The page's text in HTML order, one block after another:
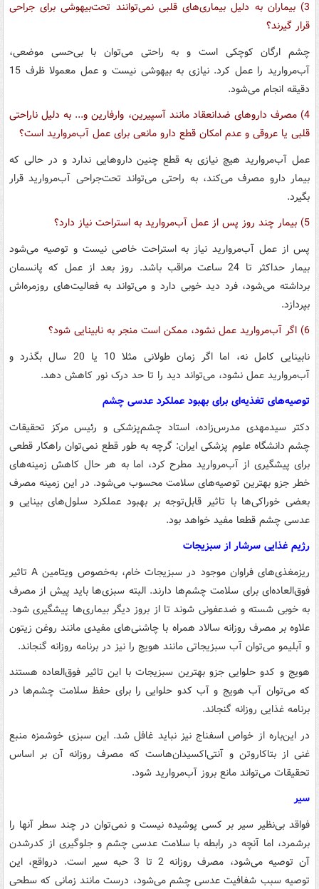
3) بیماران به دلیل بیماری‌های قلبی نمی‌توانند تحت‌بیهوشی برای جراحی
قرار گیرند؟
چشم ارگان کوچکی است و به راحتی می‌توان با بی‌حسی موضعی،
آب‌مروارید را عمل کرد. نیازی به بیهوشی نیست و عمل معمولا ظرف 15
دقیقه انجام می‌شود.
4) مصرف داروهای ضدانعقاد مانند آسپیرین، وارفارین و... به دلیل ناراحتی
قلبی یا عروقی و عدم امکان قطع دارو مانعی برای عمل آب‌مروارید است؟
عمل آب‌مروارید هیچ نیازی به قطع چنین داروهایی ندارد و در حالی که
بیمار دارو مصرف می‌کند، به راحتی می‌تواند تحت‌جراحی آب‌مروارید قرار
بگیرد.
5) بیمار چند روز پس از عمل آب‌مروارید به استراحت نیاز دارد؟
پس از عمل آب‌مروارید نیاز به استراحت خاصی نیست و توصیه می‌شود
بیمار حداکثر تا 24 ساعت مراقب باشد. روز بعد از عمل که پانسمان
برداشته می‌شود، فرد دید خوبی دارد و می‌تواند به فعالیت‌های روزمره‌اش
بپردازد.
6) اگر آب‌مروارید عمل نشود، ممکن است منجر به نابینایی شود؟
نابینایی کامل نه، اما اگر زمان طولانی مثلا 10 یا 20 سال بگذرد و
آب‌مروارید عمل نشود، می‌تواند دید را تا حد درک نور کاهش دهد.
توصیه‌های تغذیه‌ای برای بهبود عملکرد عدسی چشم
دکتر سیدمهدی مدرس‌زاده، استاد چشم‌پزشکی و رئیس مرکز تحقیقات
چشم دانشگاه علوم پزشکی ایران: گرچه به طور قطع نمی‌توان راهکار قطعی
برای پیشگیری از آب‌مروارید مطرح کرد، اما به هر حال کاهش زمینه‌های
خطر جزو بهترین توصیه‌های سلامت محسوب می‌شود. در این زمینه مصرف
بعضی خوراکی‌ها با تاثیر قابل‌توجه بر بهبود عملکرد سلول‌های بینایی و
عدسی چشم قطعا مفید خواهد بود.
رژیم غذایی سرشار از سبزیجات
ریزمغذی‌های فراوان موجود در سبزیجات خام، به‌خصوص ویتامین A تاثیر
فوق‌العاده‌ای برای سلامت چشم‌ها دارند. البته سبزی‌ها باید پیش از مصرف
به خوبی شسته و ضدعفونی شوند تا از بروز دیگر بیماری‌ها پیشگیری شود.
علاوه بر مصرف روزانه سالاد همراه با چاشنی‌های مفیدی مانند روغن زیتون
و آبلیمو می‌توان آب سبزیجاتی مانند هویج را نیز در برنامه روزانه گنجاند.
هویج و کدو حلوایی جزو بهترین سبزیجات با این تاثیر فوق‌العاده هستند
که می‌توان آب هویج و آب کدو حلوایی را برای حفظ سلامت چشم‌ها در
برنامه غذایی روزانه گنجاند.
در این‌باره از خواص اسفناج نیز نباید غافل شد. این سبزی خوشمزه منبع
غنی از بتاکاروتن و آنتی‌اکسیدان‌هاست که مصرف روزانه آن بر اساس
تحقیقات می‌تواند مانع بروز آب‌مروارید شود.
سیر
فواقد بی‌نظیر سیر بر کسی پوشیده نیست و نمی‌توان در چند سطر آنها را
برشمرد، اما آنچه در رابطه با سلامت عدسی چشم و جلوگیری از کدرشدن
آن توصیه می‌شود، مصرف روزانه 2 تا 3 حبه سیر است. درواقع، این
توصیه سبب شفافیت عدسی چشم می‌شود، درست مانند زمانی که سطحی